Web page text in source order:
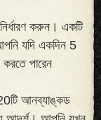
করুন। একটি
যদি একদিন 5
করতে পারেন
আনব্যাঙ্কড